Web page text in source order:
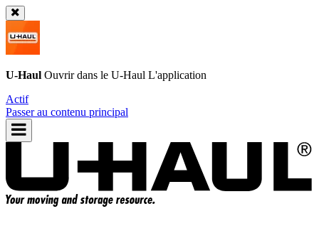
U-Haul Ouvrir dans le U-Haul L'application
Actif
Passer au contenu principal